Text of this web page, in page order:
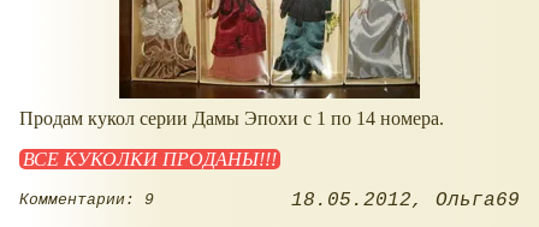
Продам кукол серии Дамы Эпохи с 1 по 14 номера.
ВСЕ КУКОЛКИ ПРОДАНЫ!!!
Комментарии: 9 18.05.2012 Ольга69